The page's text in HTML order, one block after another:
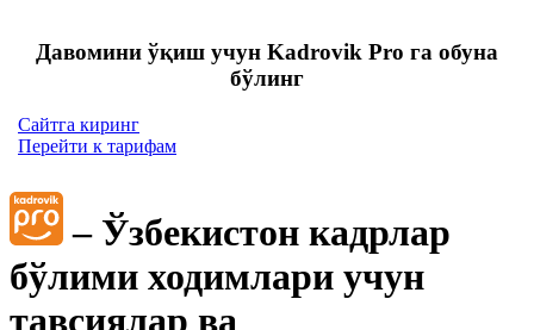
Давомини ўқиш учун Kadrovik Pro га обуна
бўлинг
Сайтга киринг
Перейти к тарифам
– Ўзбекистон кадрлар
бўлими ходимлари учун
тавсиялар ва